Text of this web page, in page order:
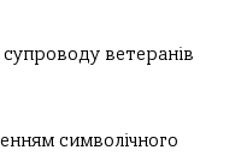
супроводу ветеранів
символічного